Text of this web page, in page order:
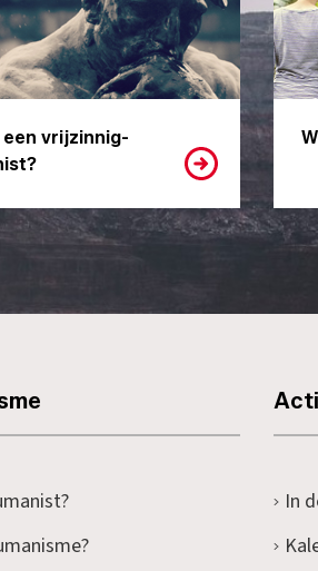
een vrijzinnig-
In